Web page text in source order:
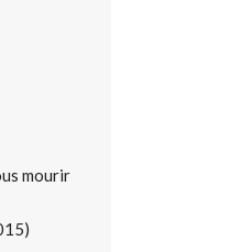
mourir